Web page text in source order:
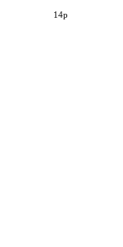
14p